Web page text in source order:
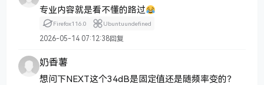
专业内容就是看不懂的路过
Firefox116.0 Ubuntuundefined
2026-05-14 07:12:38回复
奶香薯
想问下NEXT这个34dB是固定值还是随频率变的？